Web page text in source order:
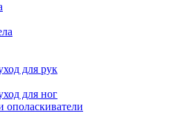
для рук
для ног
ополаскиватели